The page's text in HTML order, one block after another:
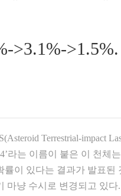
>3.1%-
Terrestrial-impact
라는 이름이 붙은 이 천
률이 있다는 결과가 발표
마냥 수시로 변경되고 있